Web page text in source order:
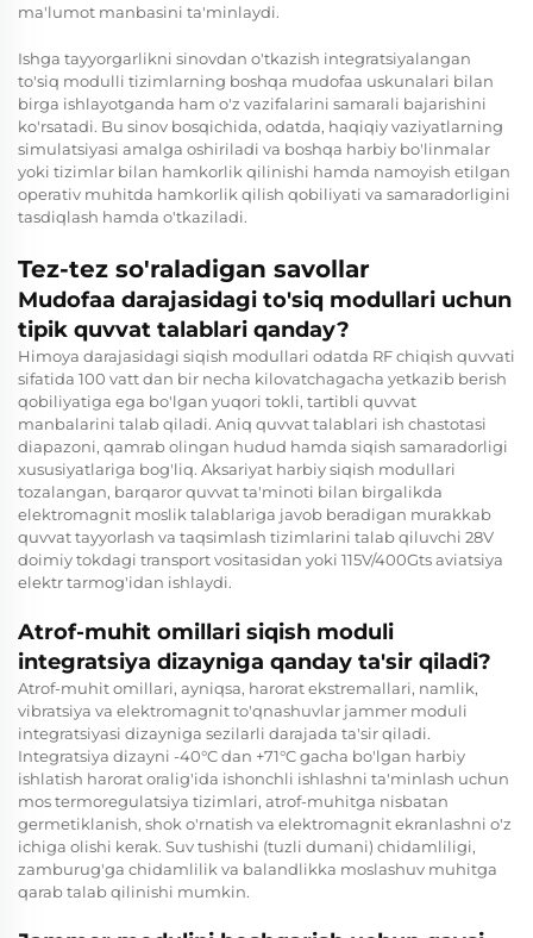
ma'lumot manbasini ta'minlaydi.
Ishga tayyorgarlikni sinovdan o'tkazish integratsiyalangan
to'siq modulli tizimlarning boshqa mudofaa uskunalari bilan
birga ishlayotganda ham o'z vazifalarini samarali bajarishini
ko'rsatadi. Bu sinov bosqichida, odatda, haqiqiy vaziyatlarning
simulatsiyasi amalga oshiriladi va boshqa harbiy bo'linmalar
yoki tizimlar bilan hamkorlik qilinishi hamda namoyish etilgan
operativ muhitda hamkorlik qilish qobiliyati va samaradorligini
tasdiqlash hamda o'tkaziladi.
Tez-tez so'raladigan savollar
Mudofaa darajasidagi to'siq modullari uchun
tipik quvvat talablari qanday?
Himoya darajasidagi siqish modullari odatda RF chiqish quvvati
sifatida 100 vatt dan bir necha kilovatchagacha yetkazib berish
qobiliyatiga ega bo'lgan yuqori tokli, tartibli quvvat
manbalarini talab qiladi. Aniq quvvat talablari ish chastotasi
diapazoni, qamrab olingan hudud hamda siqish samaradorligi
xususiyatlariga bog'liq. Aksariyat harbiy siqish modullari
tozalangan, barqaror quvvat ta'minoti bilan birgalikda
elektromagnit moslik talablariga javob beradigan murakkab
quvvat tayyorlash va taqsimlash tizimlarini talab qiluvchi 28V
doimiy tokdagi transport vositasidan yoki 115V/400Gts aviatsiya
elektr tarmog'idan ishlaydi.
Atrof-muhit omillari siqish moduli
integratsiya dizayniga qanday ta'sir qiladi?
Atrof-muhit omillari, ayniqsa, harorat ekstremallari, namlik,
vibratsiya va elektromagnit to'qnashuvlar jammer moduli
integratsiyasi dizayniga sezilarli darajada ta'sir qiladi.
Integratsiya dizayni -40°C dan +71°C gacha bo'lgan harbiy
ishlatish harorat oralig'ida ishonchli ishlashni ta'minlash uchun
mos termoregulatsiya tizimlari, atrof-muhitga nisbatan
germetiklanish, shok o'rnatish va elektromagnit ekranlashni o'z
ichiga olishi kerak. Suv tushishi (tuzli dumani) chidamliligi,
zamburug'ga chidamlilik va balandlikka moslashuv muhitga
qarab talab qilinishi mumkin.